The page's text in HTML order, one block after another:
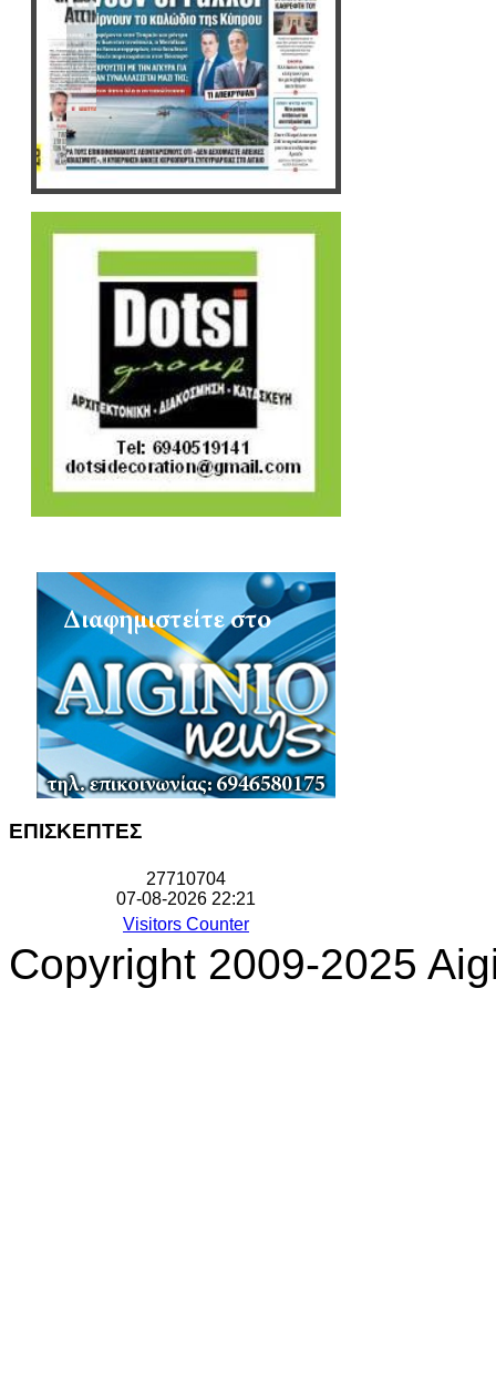
ΕΠΙΣΚΕΠΤΕΣ
27710704
07-08-2026 22:21
Visitors Counter
Copyright 2009-2025